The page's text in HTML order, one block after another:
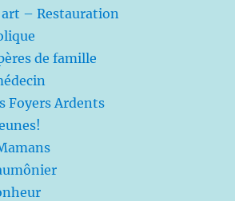
– Restauration
de famille
Foyers Ardents